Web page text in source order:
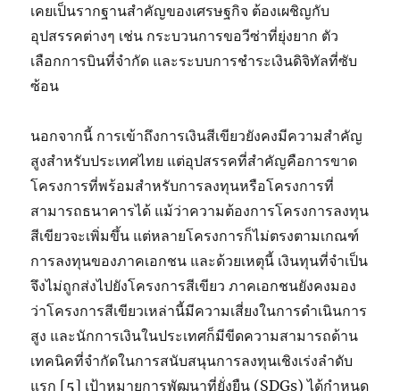
เคยเป็นรากฐานสำคัญของเศรษฐกิจ ต้องเผชิญกับ
อุปสรรคต่างๆ เช่น กระบวนการขอวีซ่าที่ยุ่งยาก ตัว
เลือกการบินที่จำกัด และระบบการชำระเงินดิจิทัลที่ซับ
ซ้อน
นอกจากนี้ การเข้าถึงการเงินสีเขียวยังคงมีความสำคัญ
สูงสำหรับประเทศไทย แต่อุปสรรคที่สำคัญคือการขาด
โครงการที่พร้อมสำหรับการลงทุนหรือโครงการที่
สามารถธนาคารได้ แม้ว่าความต้องการโครงการลงทุน
สีเขียวจะเพิ่มขึ้น แต่หลายโครงการก็ไม่ตรงตามเกณฑ์
การลงทุนของภาคเอกชน และด้วยเหตุนี้ เงินทุนที่จำเป็น
จึงไม่ถูกส่งไปยังโครงการสีเขียว ภาคเอกชนยังคงมอง
ว่าโครงการสีเขียวเหล่านี้มีความเสี่ยงในการดำเนินการ
สูง และนักการเงินในประเทศก็มีขีดความสามารถด้าน
เทคนิคที่จำกัดในการสนับสนุนการลงทุนเชิงเร่งลำดับ
แรก [5] เป้าหมายการพัฒนาที่ยั่งยืน (SDGs) ได้กำหนด